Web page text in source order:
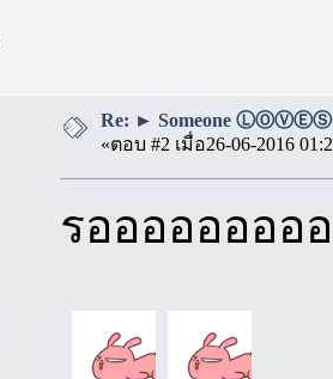
Re: ► Someone ⓁⓄⓋⒺⓈ
«ตอบ #2 เมื่อ26-06-2016
รออออออออ